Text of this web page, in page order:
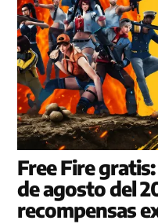
Free Fire
de agosto del
recompensas